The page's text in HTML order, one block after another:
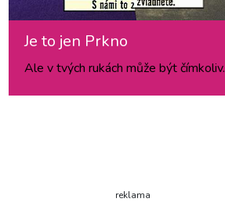
Je to jen Prkno
Ale v tvých rukách může být čímkoliv.
reklama